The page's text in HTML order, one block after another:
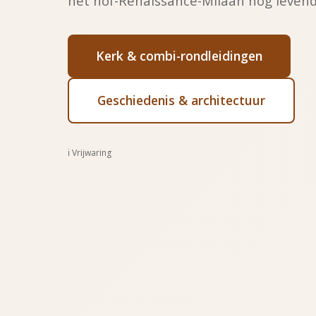
Kerk & combi-rondleidingen
Geschiedenis & architectuur
ℹ️ Vrijwaring